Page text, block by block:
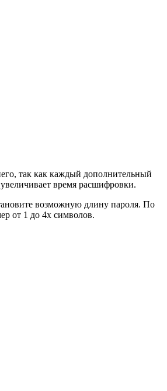
так как каждый дополнительный
время расшифровки.
возможную длину пароля. По
от 1 до 4х символов.